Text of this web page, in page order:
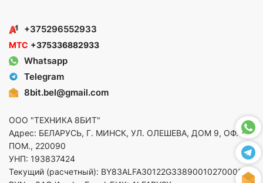
+375296552933
МТС +375336882933
Whatsapp
Telegram
8bit.bel@gmail.com
ООО "ТЕХНИКА 8БИТ"
Адрес: БЕЛАРУСЬ, Г. МИНСК, УЛ. ОЛЕШЕВА, ДОМ 9, ОФ. 5,
ПОМ., 220090
УНП: 193837424
Текущий (расчетный): BY83ALFA30122G33890010270000 в